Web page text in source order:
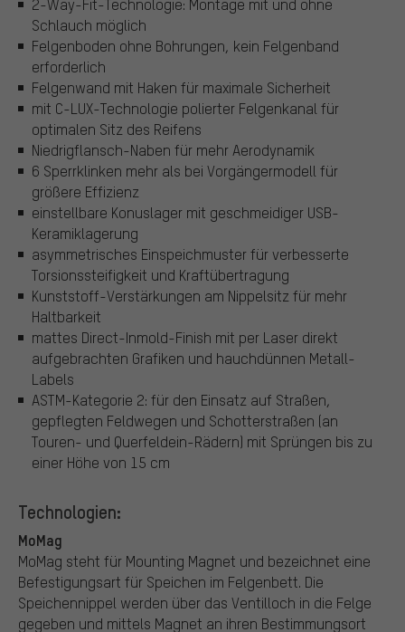
2-Way-Fit-Technologie: Montage mit und ohne
Schlauch möglich
Felgenboden ohne Bohrungen, kein Felgenband
erforderlich
Felgenwand mit Haken für maximale Sicherheit
mit C-LUX-Technologie polierter Felgenkanal für
optimalen Sitz des Reifens
Niedrigflansch-Naben für mehr Aerodynamik
6 Sperrklinken mehr als bei Vorgängermodell für
größere Effizienz
einstellbare Konuslager mit geschmeidiger USB-
Keramiklagerung
asymmetrisches Einspeichmuster für verbesserte
Torsionssteifigkeit und Kraftübertragung
Kunststoff-Verstärkungen am Nippelsitz für mehr
Haltbarkeit
mattes Direct-Inmold-Finish mit per Laser direkt
aufgebrachten Grafiken und hauchdünnen Metall-
Labels
ASTM-Kategorie 2: für den Einsatz auf Straßen,
gepflegten Feldwegen und Schotterstraßen (an
Touren- und Querfeldein-Rädern) mit Sprüngen bis zu
einer Höhe von 15 cm
Technologien:
MoMag
MoMag steht für Mounting Magnet und bezeichnet eine
Befestigungsart für Speichen im Felgenbett. Die
Speichennippel werden über das Ventilloch in die Felge
gegeben und mittels Magnet an ihren Bestimmungsort